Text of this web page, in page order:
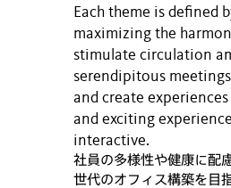
Each theme is defined
maximizing the
stimulate circulation
serendipitous
and create
and exciting
interactive.
社員の多様性や健康に配
世代のオフィス構築を目